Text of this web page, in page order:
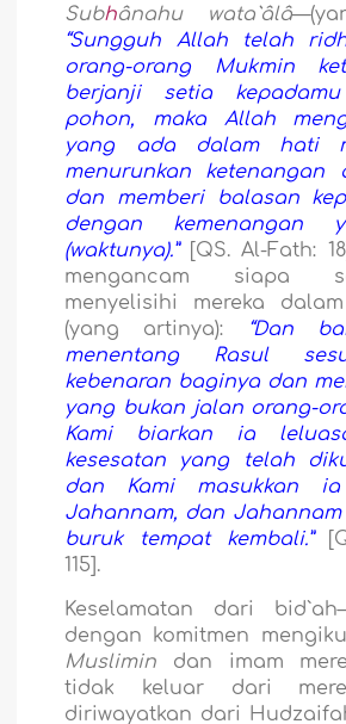
Subhânahu wata`âlâ
“Sungguh Allah telah
orang-orang Mukmin
berjanji setia
pohon, maka Allah
yang ada dalam hati
menurunkan ketenangan
dan memberi balasan
dengan kemenangan
(waktunya).”[QS. Al-Fath:
mengancam siapa
menyelisihi mereka
(yang artinya):
“Dan
menentang Rasul
kebenaran baginya dan
yang bukan jalan orang-
Kami biarkan ia
kesesatan yang telah
dan Kami masukkan
Jahannam, dan
buruk tempat kembali.”
115].
Keselamatan dari
dengan komitmen
Muslimin dan imam
tidak keluar dari
diriwayatkan dari